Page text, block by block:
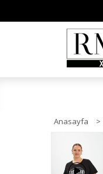
Anasayfa >